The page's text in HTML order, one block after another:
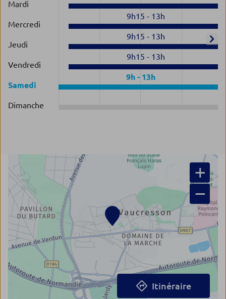
Mardi
Mercredi
9h15 - 13h
Jeudi
9h15 - 13h
Vendredi
9h15 - 13h
Samedi
9h- 13h
Dimanche
+
−
Itinéraire